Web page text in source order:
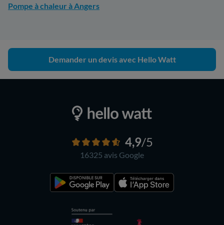
Pompe à chaleur à Angers
Demander un devis avec Hello Watt
4,9/5
16325 avis Google